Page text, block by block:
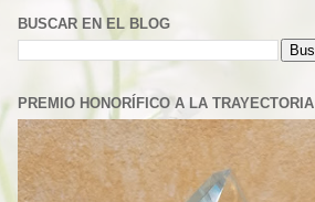
BUSCAR EN EL BLOG
PREMIO HONORÍFICO A LA TRAYECTORIA